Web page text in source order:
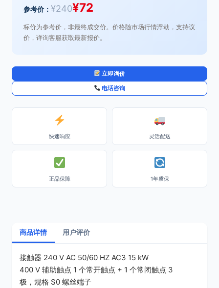
参考价： ¥240¥72
标价为参考价，非最终成交价。价格随市场行情浮动，支持议
价，详询客服获取最新报价。
立即询价
电话咨询
快速响应 灵活配送
正品保障 1年质保
商品详情 用户评价
接触器 240 V AC 50/60 HZ AC3 15 kW
400 V 辅助触点 1 个常开触点 + 1 个常闭触点 3
极，规格 S0 螺丝端子